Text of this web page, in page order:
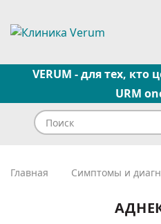
VERUM - для тех, кто
URM
Главная Симптомы и